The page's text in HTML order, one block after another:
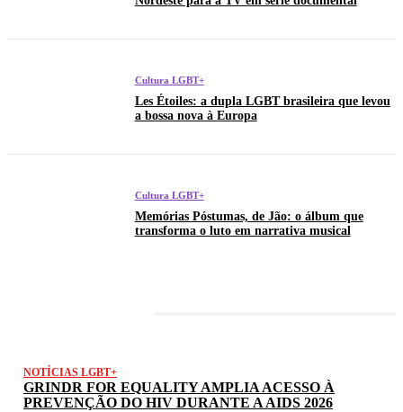
Cultura LGBT+
Les Étoiles: a dupla LGBT brasileira que levou
a bossa nova à Europa
Cultura LGBT+
Memórias Póstumas, de Jão: o álbum que
transforma o luto em narrativa musical
NOTÍCIAS LGBT+
GRINDR FOR EQUALITY AMPLIA ACESSO À
PREVENÇÃO DO HIV DURANTE A AIDS 2026